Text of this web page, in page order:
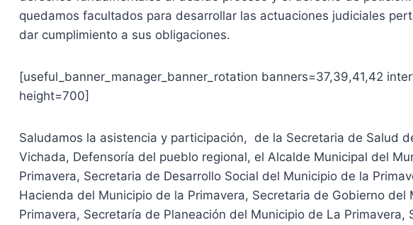
quedamos facultados para desarrollar las actuaciones judiciales
dar cumplimiento a sus obligaciones.
[useful_banner_manager_banner_rotation banners=37,39,41,42
height=700]
Saludamos la asistencia y participación, de la Secretaria de Salud
Vichada, Defensoría del pueblo regional, el Alcalde Municipal del
Primavera, Secretaria de Desarrollo Social del Municipio de la
Hacienda del Municipio de la Primavera, Secretaria de Gobierno del
Primavera, Secretaría de Planeación del Municipio de La Primavera,